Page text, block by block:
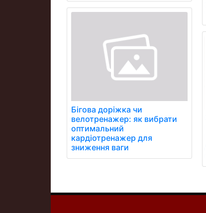
Бігова доріжка чи
велотренажер: як вибрати
оптимальний
кардіотренажер для
зниження ваги